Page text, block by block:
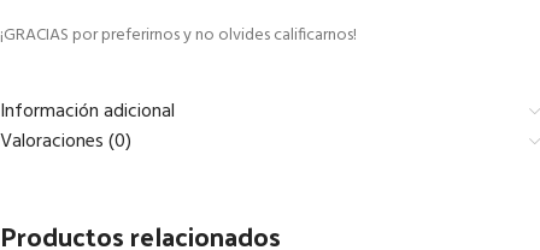
¡GRACIAS por preferirnos y no olvides calificarnos!
Información adicional
Valoraciones (0)
Productos relacionados